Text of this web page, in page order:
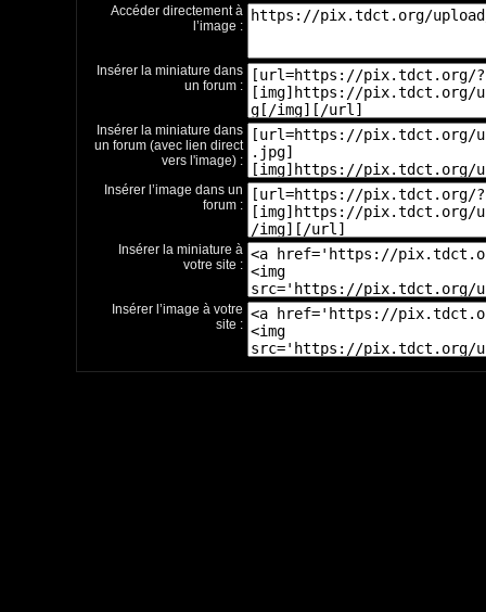
Accéder directement à
l’image :
Insérer la miniature dans
un forum :
Insérer la miniature dans
un forum (avec lien direct
vers l'image) :
Insérer l’image dans un
forum :
Insérer la miniature à
votre site :
Insérer l’image à votre
site :